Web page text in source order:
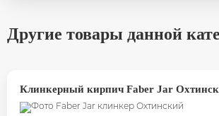
Другие товары данной
Клинкерный кирпич Faber Jar